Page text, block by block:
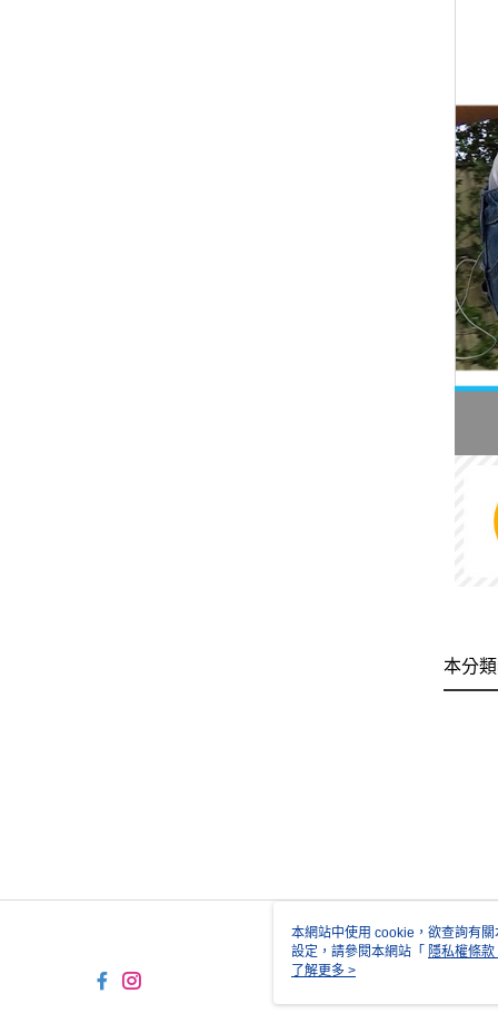
本分
本網站中使用 cookie，欲查詢有
設定，請參閱本網站「 隱私權條款
使用 cookie。
了解更多 >